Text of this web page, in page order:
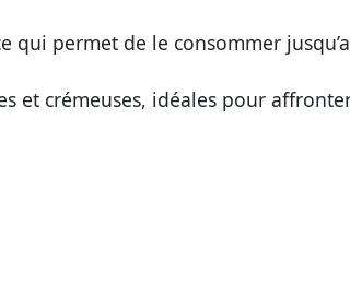
qui permet de le consommer
et crémeuses, idéales pour